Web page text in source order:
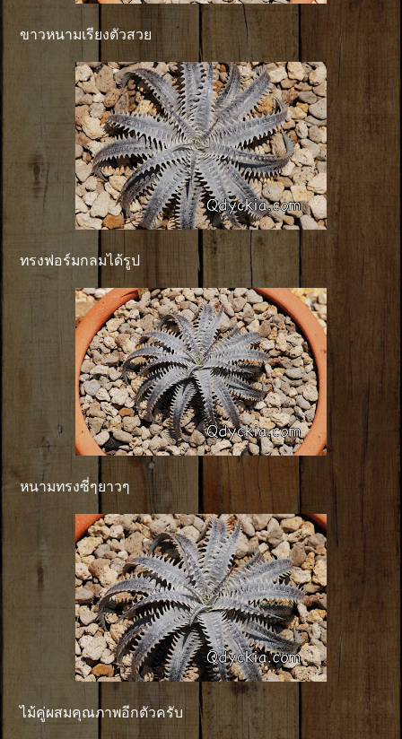
ขาวหนามเรียงตัวสวย
ทรงฟอร์มกลมได้รูป
หนามทรงซี่ๆยาวๆ
ไม้คู่ผสมคุณภาพอีกตัวครับ